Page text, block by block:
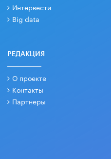
Интервести
Big data
РЕДАКЦИЯ
О проекте
Контакты
Партнеры